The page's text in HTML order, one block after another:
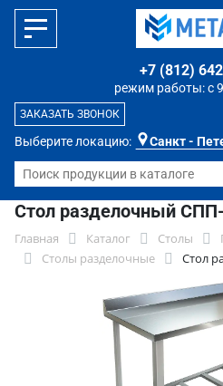
Выберите локацию: Санкт -
режим работы: с
+7 (812)
ЗАКАЗАТЬ ЗВОНОК
Стол разделочный
Главная Каталог Столы
Столы разделочные
Стол